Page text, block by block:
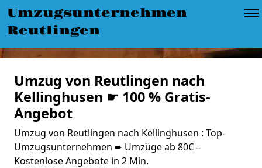
Umzugsunternehmen
Reutlingen
Umzug von Reutlingen nach
Kellinghusen ☛ 100 % Gratis-
Angebot
Umzug von Reutlingen nach Kellinghusen : Top-
Umzugsunternehmen ➨ Umzüge ab 80€ –
Kostenlose Angebote in 2 Min.